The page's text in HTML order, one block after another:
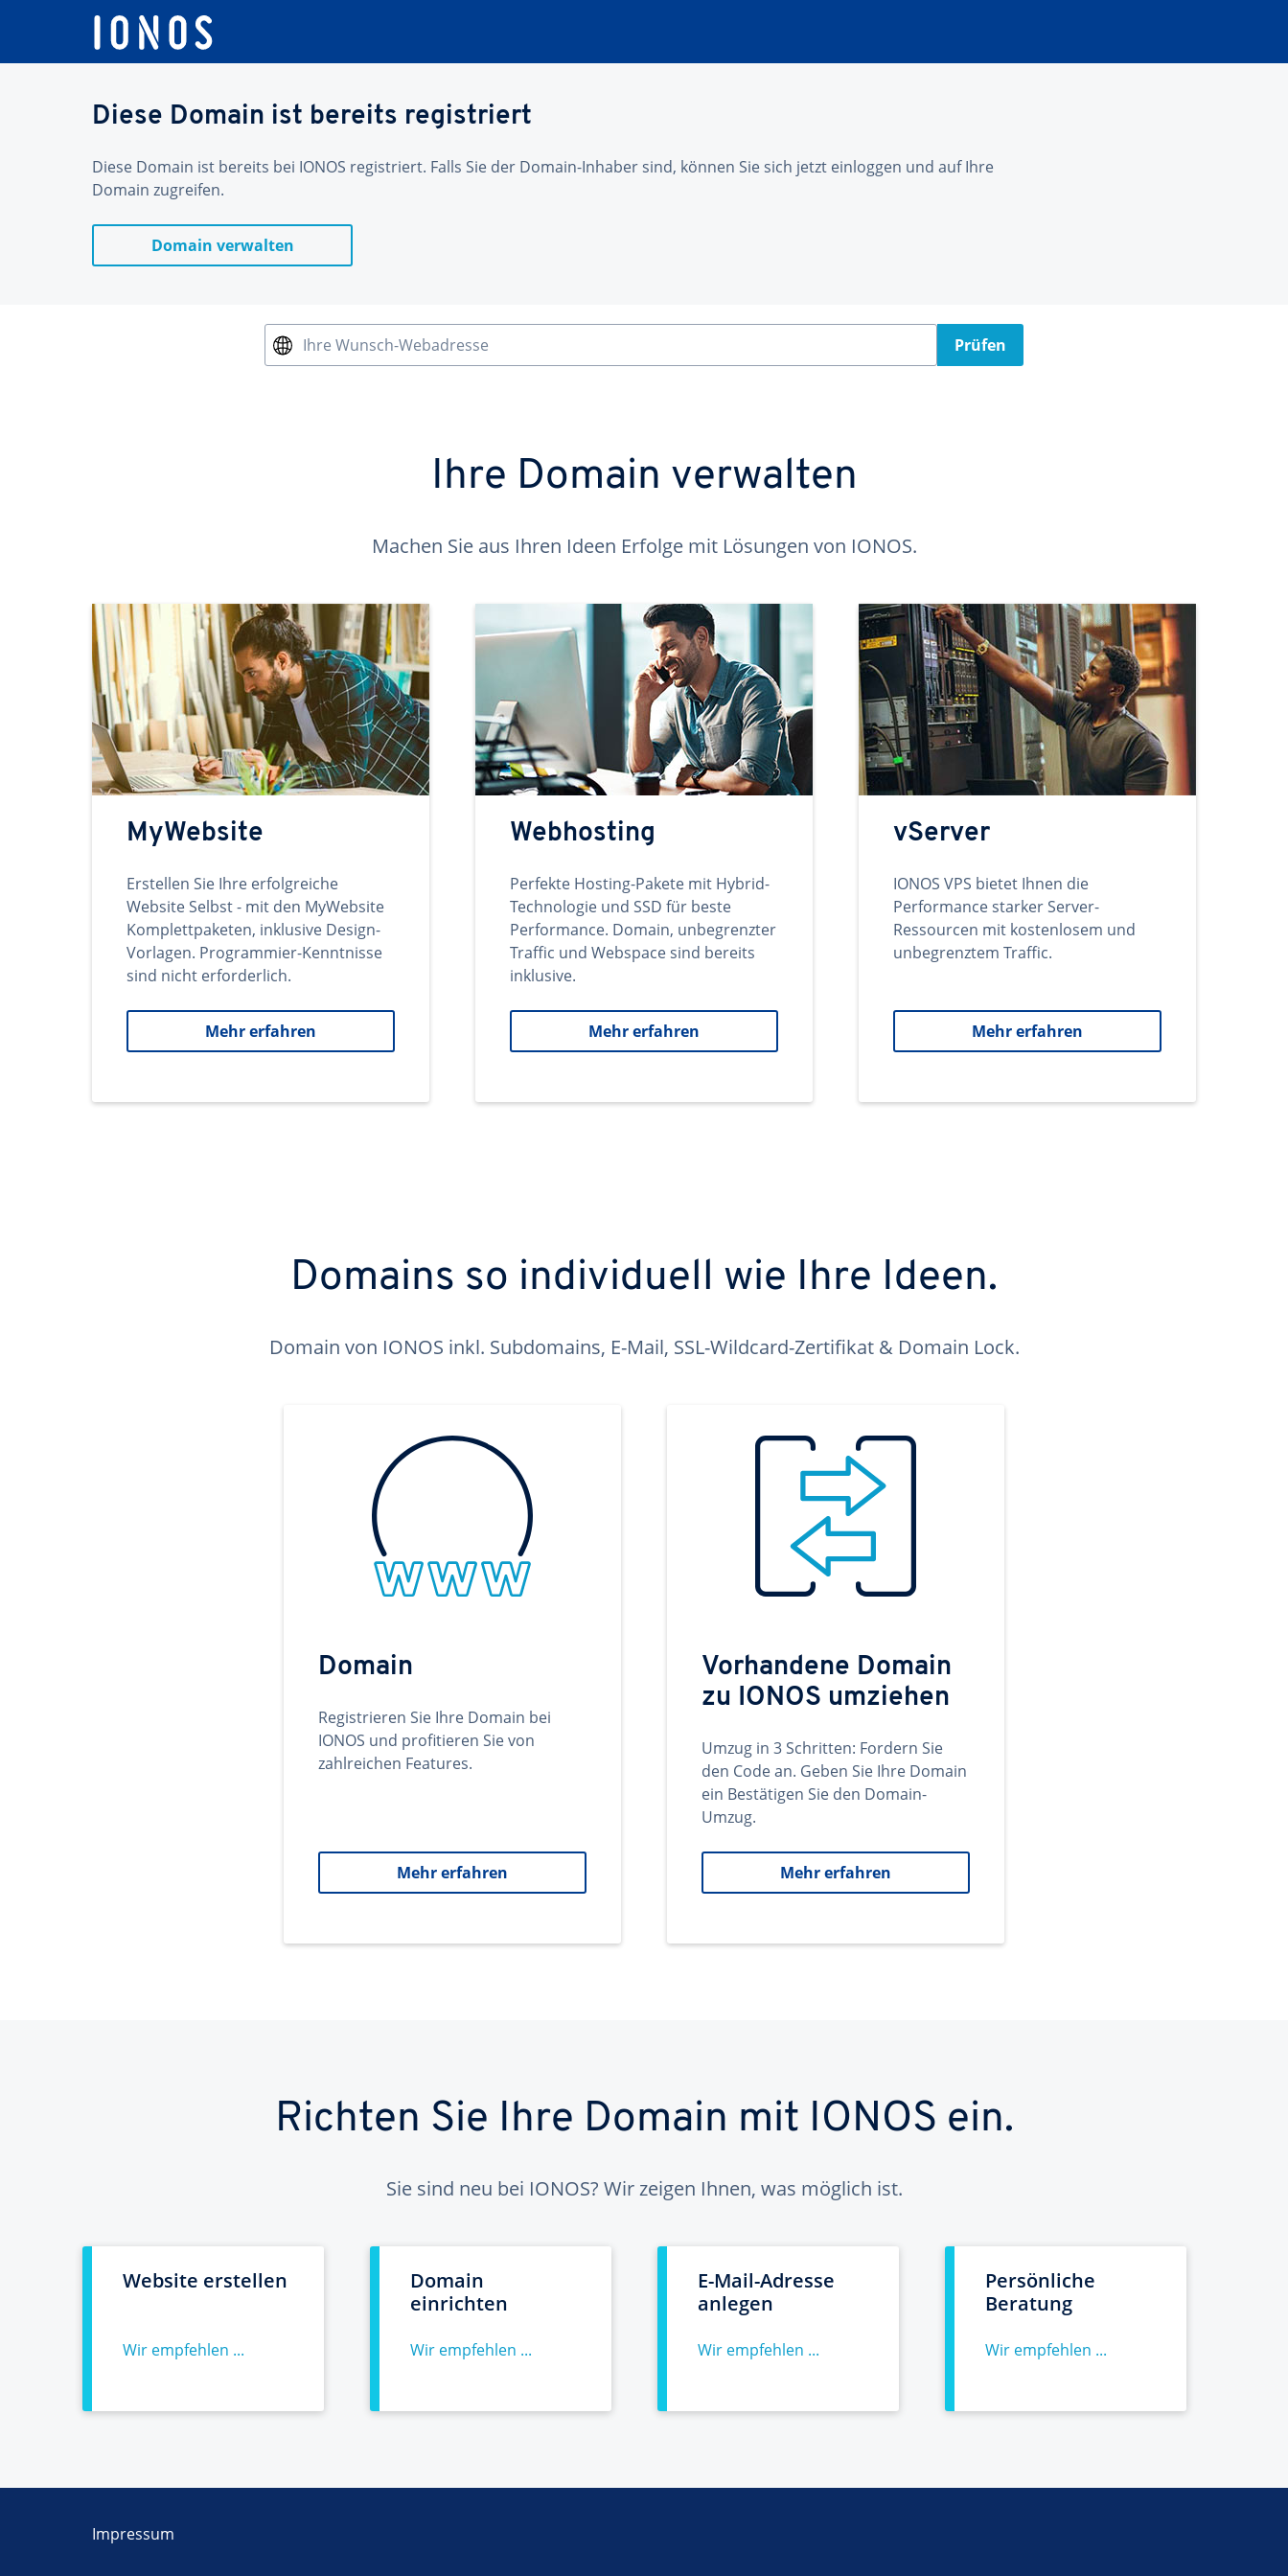
Diese Domain ist bereits registriert
Diese Domain ist bereits bei IONOS registriert. Falls Sie der Domain-Inhaber sind, können Sie sich jetzt einloggen und auf Ihre
Domain zugreifen.
Domain verwalten
Ihre Wunsch-Webadresse Prüfen
Ihre Domain verwalten
Machen Sie aus Ihren Ideen Erfolge mit Lösungen von IONOS.
MyWebsite
Erstellen Sie Ihre erfolgreiche
Website Selbst - mit den MyWebsite
Komplettpaketen, inklusive Design-
Vorlagen. Programmier-Kenntnisse
sind nicht erforderlich.
Mehr erfahren
Webhosting
Perfekte Hosting-Pakete mit Hybrid-
Technologie und SSD für beste
Performance. Domain, unbegrenzter
Traffic und Webspace sind bereits
inklusive.
Mehr erfahren
vServer
IONOS VPS bietet Ihnen die
Performance starker Server-
Ressourcen mit kostenlosem und
unbegrenztem Traffic.
Mehr erfahren
Domains so individuell wie Ihre Ideen.
Domain von IONOS inkl. Subdomains, E-Mail, SSL-Wildcard-Zertifikat & Domain Lock.
Domain
Registrieren Sie Ihre Domain bei
IONOS und profitieren Sie von
zahlreichen Features.
Mehr erfahren
Vorhandene Domain
zu IONOS umziehen
Umzug in 3 Schritten: Fordern Sie
den Code an. Geben Sie Ihre Domain
ein Bestätigen Sie den Domain-
Umzug.
Mehr erfahren
Richten Sie Ihre Domain mit IONOS ein.
Sie sind neu bei IONOS? Wir zeigen Ihnen, was möglich ist.
Website erstellen
Wir empfehlen ...
Domain
einrichten
Wir empfehlen ...
E-Mail-Adresse
anlegen
Wir empfehlen ...
Persönliche
Beratung
Wir empfehlen ...
Impressum